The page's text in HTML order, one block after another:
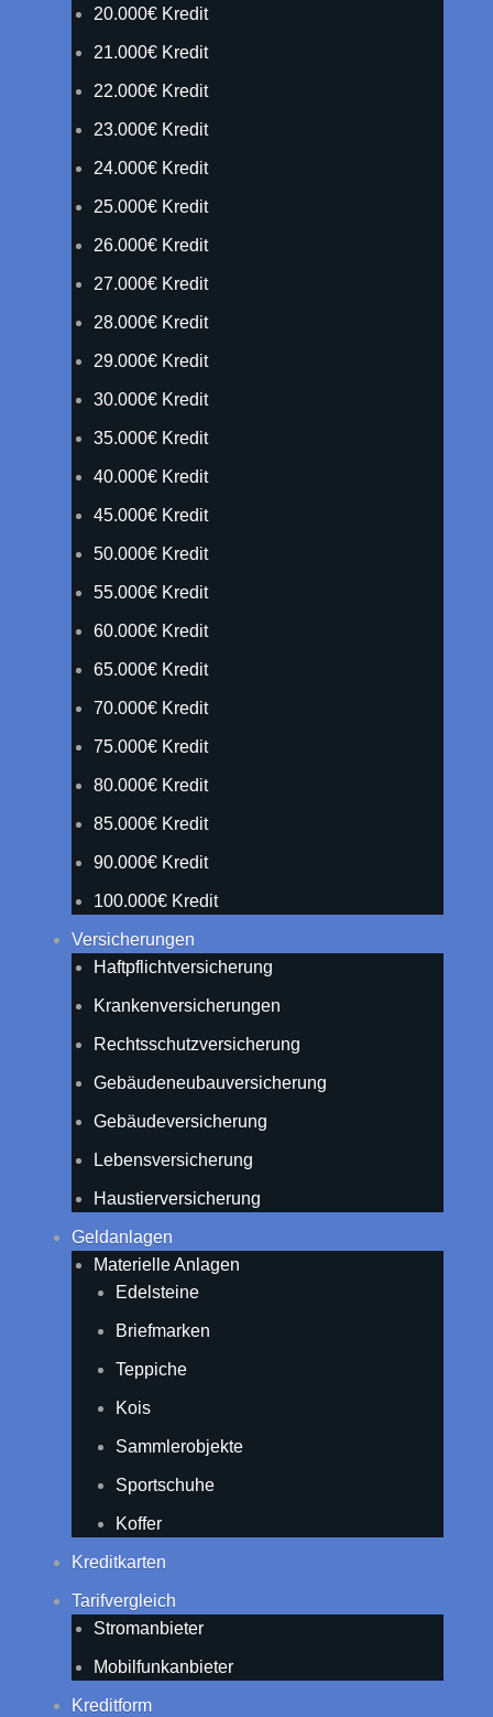
20.000€ Kredit
21.000€ Kredit
22.000€ Kredit
23.000€ Kredit
24.000€ Kredit
25.000€ Kredit
26.000€ Kredit
27.000€ Kredit
28.000€ Kredit
29.000€ Kredit
30.000€ Kredit
35.000€ Kredit
40.000€ Kredit
45.000€ Kredit
50.000€ Kredit
55.000€ Kredit
60.000€ Kredit
65.000€ Kredit
70.000€ Kredit
75.000€ Kredit
80.000€ Kredit
85.000€ Kredit
90.000€ Kredit
100.000€ Kredit
Versicherungen
Haftpflichtversicherung
Krankenversicherungen
Rechtsschutzversicherung
Gebäudeneubauversicherung
Gebäudeversicherung
Lebensversicherung
Haustierversicherung
Geldanlagen
Materielle Anlagen
Edelsteine
Briefmarken
Teppiche
Kois
Sammlerobjekte
Sportschuhe
Koffer
Kreditkarten
Tarifvergleich
Stromanbieter
Mobilfunkanbieter
Kreditform